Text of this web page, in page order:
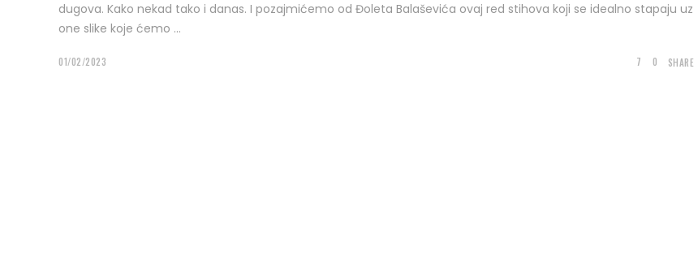
dugova. Kako nekad tako i danas. I pozajmićemo od Đoleta Balaševića ovaj red stihova koji se idealno stapaju uz
one slike koje ćemo
01/02/2023 7 0 SHARE